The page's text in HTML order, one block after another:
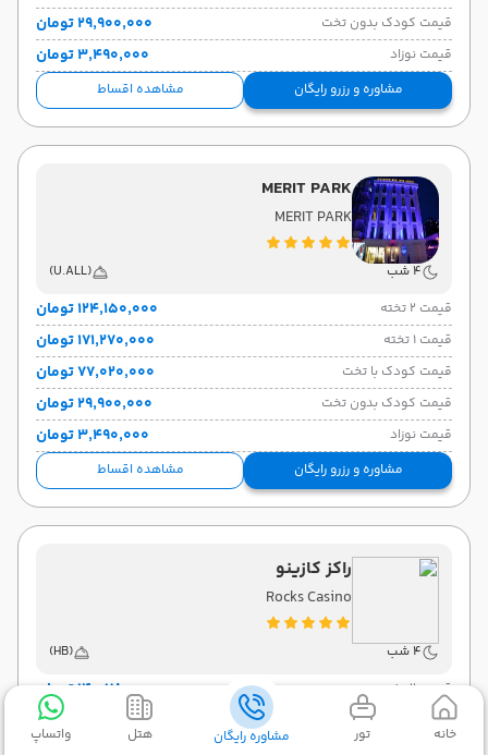
قیمت کودک بدون تخت ۲۹٬۹۰۰٬۰۰۰ تومان
قیمت نوزاد ۳٬۴۹۰٬۰۰۰ تومان
مشاوره و رزرو رایگان مشاهده اقساط
MERIT PARK
MERIT PARK
4 شب
(U.ALL)
قیمت 2 تخته
۱۲۴٬۱۵۰٬۰۰۰ تومان
قیمت 1 تخته ۱۷۱٬۲۷۰٬۰۰۰ تومان
قیمت کودک با تخت ۷۷٬۰۲۰٬۰۰۰ تومان
قیمت کودک بدون تخت ۲۹٬۹۰۰٬۰۰۰ تومان
قیمت نوزاد ۳٬۴۹۰٬۰۰۰ تومان
مشاوره و رزرو رایگان مشاهده اقساط
راکز کازینو
Rocks Casino
4 شب
(HB)
قیمت 2 تخته
۱۴۰٬۷۸۰٬۰۰۰ تومان
قیمت 1 تخته ۱۹۶٬۲۲۰٬۰۰۰ تومان
خانه تور مشاوره رایگان هتل واتساپ